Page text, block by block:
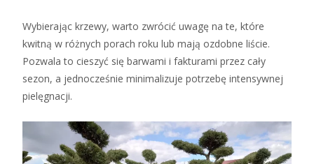
Wybierając krzewy, warto zwrócić uwagę na te, które
kwitną w różnych porach roku lub mają ozdobne liście.
Pozwala to cieszyć się barwami i fakturami przez cały
sezon, a jednocześnie minimalizuje potrzebę intensywnej
pielęgnacji.